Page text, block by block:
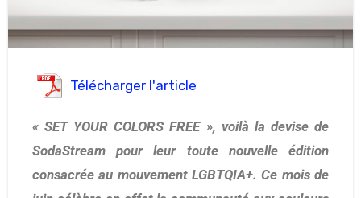
Télécharger l'article
« SET YOUR COLORS FREE », voilà la devise de
SodaStream pour leur toute nouvelle édition
consacrée au mouvement LGBTQIA+. Ce mois de